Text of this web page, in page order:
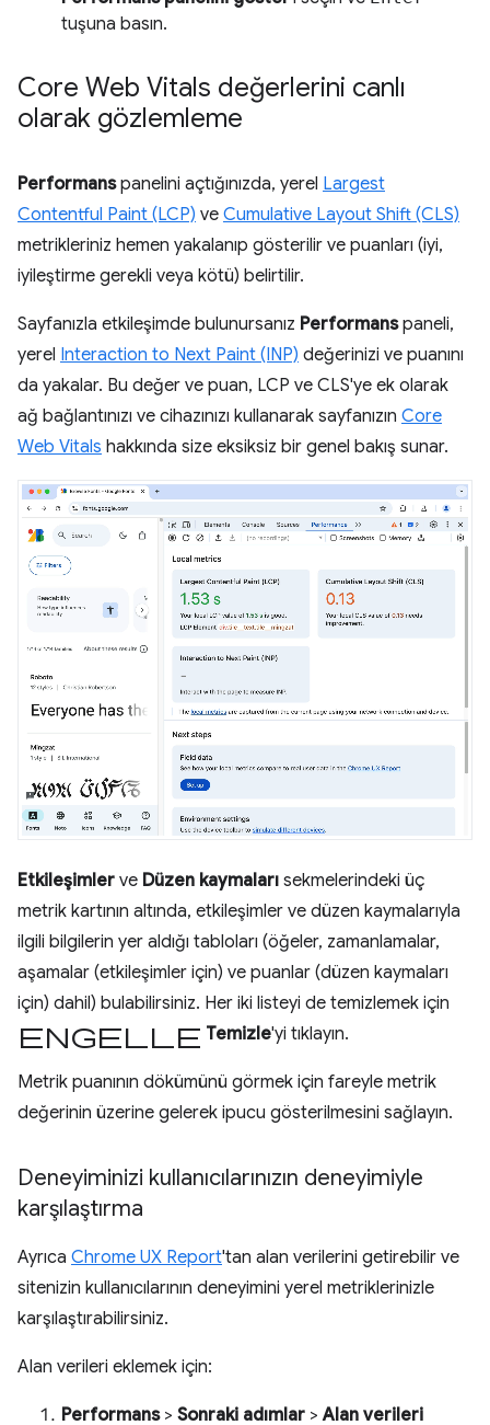
tuşuna basın.
Core Web Vitals değerlerini canlı
olarak gözlemleme
Performanspanelini açtığınızda, yerel Largest
Contentful Paint (LCP) ve Cumulative Layout Shift (CLS)
metrikleriniz hemen yakalanıp gösterilir ve puanları (iyi,
iyileştirme gerekli veya kötü) belirtilir.
Sayfanızla etkileşimde bulunursanız Performanspaneli,
yerel Interaction to Next Paint (INP) değerinizi ve puanını
da yakalar. Bu değer ve puan, LCP ve CLS'ye ek olarak
ağ bağlantınızı ve cihazınızı kullanarak sayfanızın Core
Web Vitals hakkında size eksiksiz bir genel bakış sunar.
Etkileşimler ve Düzen kaymaları sekmelerindeki üç
metrik kartının altında, etkileşimler ve düzen kaymalarıyla
ilgili bilgilerin yer aldığı tabloları (öğeler, zamanlamalar,
aşamalar (etkileşimler için) ve puanlar (düzen kaymaları
için) dahil) bulabilirsiniz. Her iki listeyi de temizlemek için
Engelle Temizle'yi tıklayın.
Metrik puanının dökümünü görmek için fareyle metrik
değerinin üzerine gelerek ipucu gösterilmesini sağlayın.
Deneyiminizi kullanıcılarınızın deneyimiyle
karşılaştırma
Ayrıca Chrome UX Report'tan alan verilerini getirebilir ve
sitenizin kullanıcılarının deneyimini yerel metriklerinizle
karşılaştırabilirsiniz.
Alan verileri eklemek için:
Performans> Sonraki adımlar >Alan verileri